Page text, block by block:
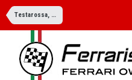
Testarossa, 512TR et 512M